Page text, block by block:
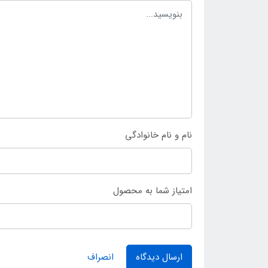
نام و نام خانوادگی
امتیاز شما به محصول
ارسال دیدگاه انصراف